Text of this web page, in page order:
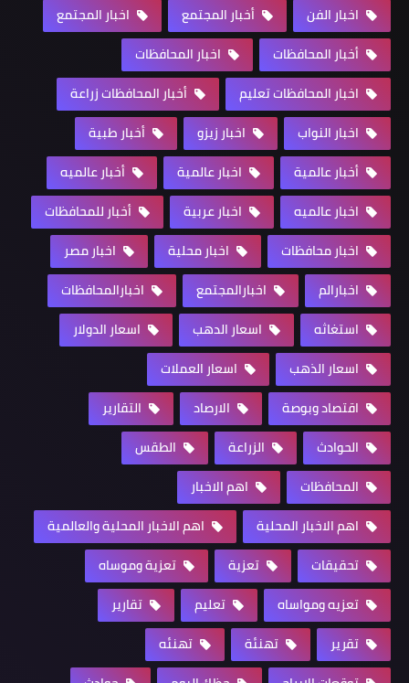
اخبار الفن
أخبار المجتمع
اخبار المجتمع
أخبار المحافظات
اخبار المحافظات
اخبار المحافظات تعليم
أخبار المحافظات زراعة
اخبار النواب
اخبار زيزو
أخبار طبية
أخبار عالمية
اخبار عالمية
أخبار عالميه
اخبار عالميه
اخبار عربية
أخبار للمحافظات
اخبار محافظات
اخبار محلية
اخبار مصر
اخبارالم
اخبارالمجتمع
اخبارالمحافظات
استغاثه
اسعار الدهب
اسعار الدولار
اسعار الذهب
اسعار العملات
اقتصاد وبوصة
الارصاد
التقارير
الحوادث
الزراعة
الطقس
المحافظات
اهم الاخبار
اهم الاخبار المحلية
اهم الاخبار المحلية والعالمية
تحقيقات
تعزية
تعزية وموساه
تعزيه ومواساه
تعليم
تقارير
تقرير
تهنئة
تهنئه